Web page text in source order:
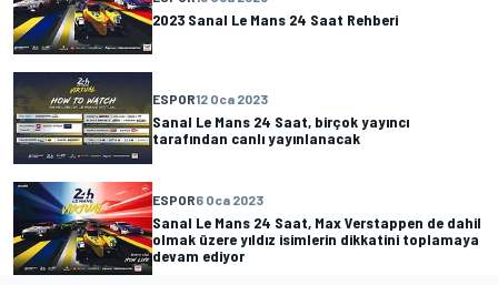
2023 Sanal Le Mans 24 Saat Rehberi
ESPOR12 Oca 2023
Sanal Le Mans 24 Saat, birçok yayıncı
tarafından canlı yayınlanacak
ESPOR6 Oca 2023
Sanal Le Mans 24 Saat, Max Verstappen de dahil
olmak üzere yıldız isimlerin dikkatini toplamaya
devam ediyor